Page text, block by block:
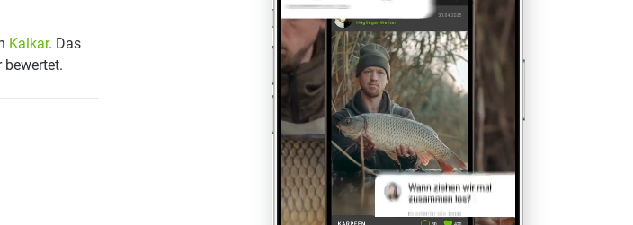
Kalkar. Das
bewertet.